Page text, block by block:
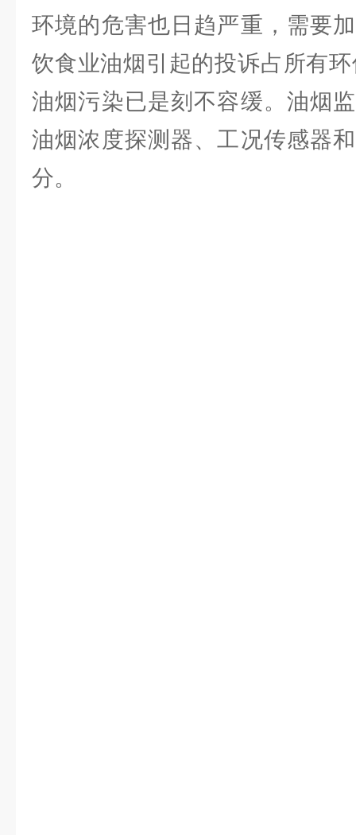
环境的危害也日趋严重，需要
饮食业油烟引起的投诉占所有
油烟污染已是刻不容缓。油烟
油烟浓度探测器、工况传感器
分。